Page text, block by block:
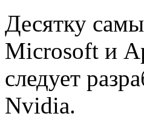
Десятку
Microsoft и
следует
Nvidia.